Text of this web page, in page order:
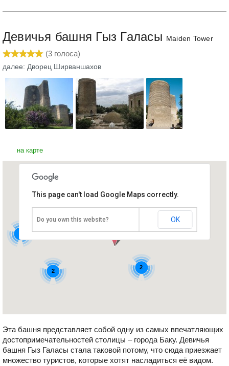
Девичья башня Гыз Галасы Maiden Tower
(3 голоса)
далее: Дворец Ширваншахов
на карте
2
2
2
Девичья башня Гыз Галасы
This page can't load Google Maps correctly.
Do you own this website? OK
Эта башня представляет собой одну из самых впечатляющих
достопримечательностей столицы – города Баку. Девичья
башня Гыз Галасы стала таковой потому, что сюда приезжает
множество туристов, которые хотят насладиться её видом.